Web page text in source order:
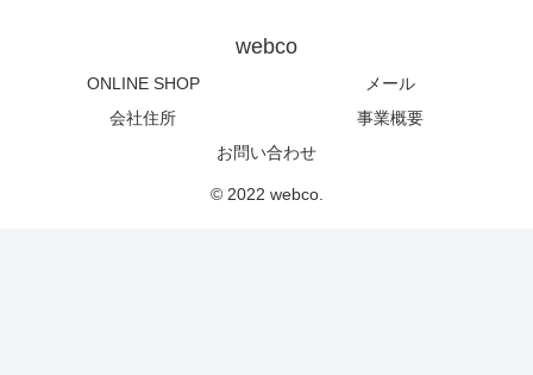
webco
ONLINE SHOP
メール
会社住所
事業概要
お問い合わせ
© 2022 webco.